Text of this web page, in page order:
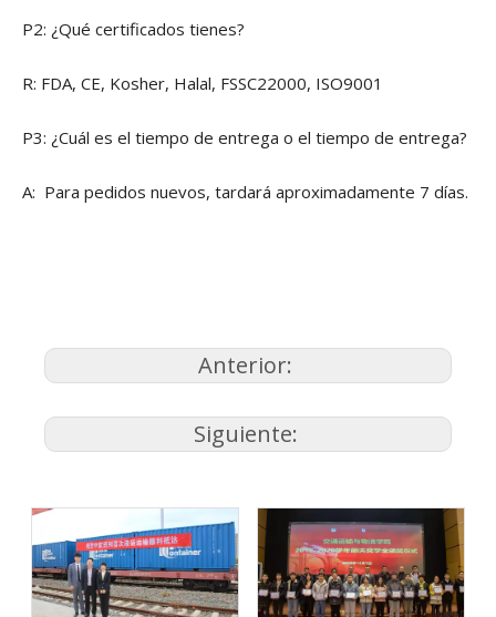
P2: ¿Qué certificados tienes?
R: FDA, CE, Kosher, Halal, FSSC22000, ISO9001
P3: ¿Cuál es el tiempo de entrega o el tiempo de entrega?
A: Para pedidos nuevos, tardará aproximadamente 7 días.
Anterior:
Siguiente: